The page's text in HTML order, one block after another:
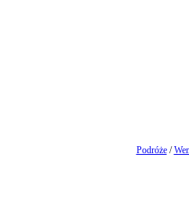
Podróże/